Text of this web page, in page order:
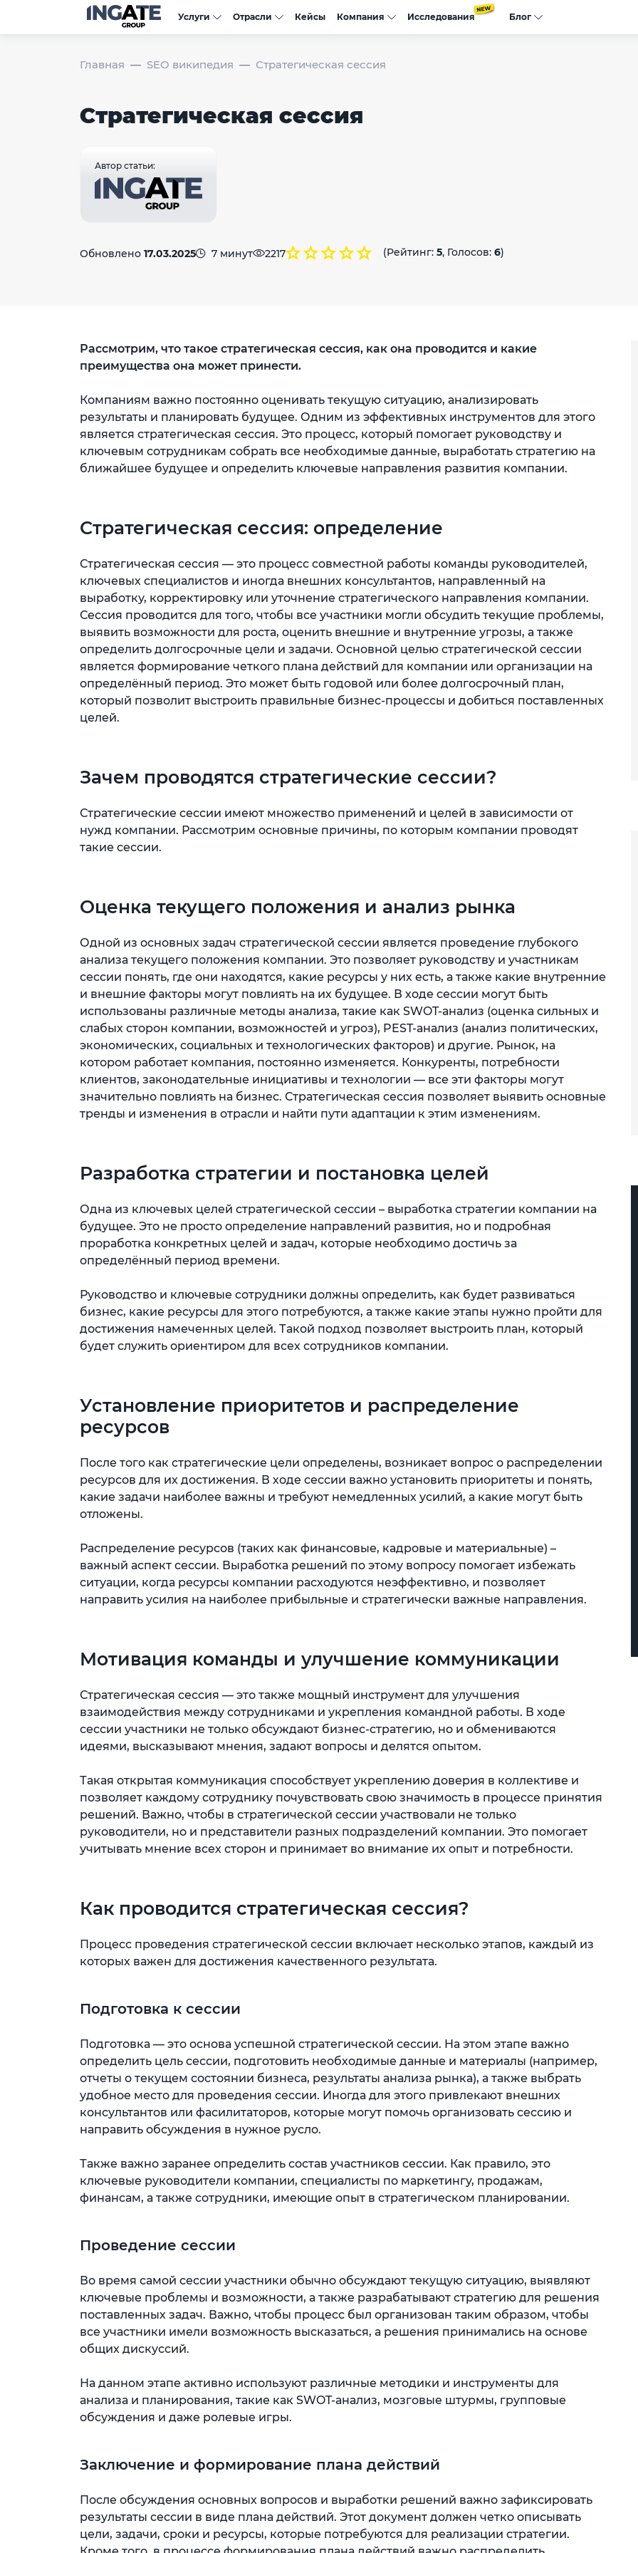
Услуги Отрасли Кейсы Компания Исследования Блог
Главная SEO википедия Стратегическая сессия
Стратегическая сессия
Автор статьи:
Обновлено 17.03.2025 7 минут 2217 (Рейтинг: 5, Голосов: 6)
Рассмотрим, что такое стратегическая сессия, как она проводится и какие
преимущества она может принести.
Компаниям важно постоянно оценивать текущую ситуацию, анализировать
результаты и планировать будущее. Одним из эффективных инструментов для этого
является стратегическая сессия. Это процесс, который помогает руководству и
ключевым сотрудникам собрать все необходимые данные, выработать стратегию на
ближайшее будущее и определить ключевые направления развития компании.
Стратегическая сессия: определение
Стратегическая сессия — это процесс совместной работы команды руководителей,
ключевых специалистов и иногда внешних консультантов, направленный на
выработку, корректировку или уточнение стратегического направления компании.
Сессия проводится для того, чтобы все участники могли обсудить текущие проблемы,
выявить возможности для роста, оценить внешние и внутренние угрозы, а также
определить долгосрочные цели и задачи. Основной целью стратегической сессии
является формирование четкого плана действий для компании или организации на
определённый период. Это может быть годовой или более долгосрочный план,
который позволит выстроить правильные бизнес-процессы и добиться поставленных
целей.
Зачем проводятся стратегические сессии?
Стратегические сессии имеют множество применений и целей в зависимости от
нужд компании. Рассмотрим основные причины, по которым компании проводят
такие сессии.
Оценка текущего положения и анализ рынка
Одной из основных задач стратегической сессии является проведение глубокого
анализа текущего положения компании. Это позволяет руководству и участникам
сессии понять, где они находятся, какие ресурсы у них есть, а также какие внутренние
и внешние факторы могут повлиять на их будущее. В ходе сессии могут быть
использованы различные методы анализа, такие как SWOT-анализ (оценка сильных и
слабых сторон компании, возможностей и угроз), PEST-анализ (анализ политических,
экономических, социальных и технологических факторов) и другие. Рынок, на
котором работает компания, постоянно изменяется. Конкуренты, потребности
клиентов, законодательные инициативы и технологии — все эти факторы могут
значительно повлиять на бизнес. Стратегическая сессия позволяет выявить основные
тренды и изменения в отрасли и найти пути адаптации к этим изменениям.
Разработка стратегии и постановка целей
Одна из ключевых целей стратегической сессии – выработка стратегии компании на
будущее. Это не просто определение направлений развития, но и подробная
проработка конкретных целей и задач, которые необходимо достичь за
определённый период времени.
Руководство и ключевые сотрудники должны определить, как будет развиваться
бизнес, какие ресурсы для этого потребуются, а также какие этапы нужно пройти для
достижения намеченных целей. Такой подход позволяет выстроить план, который
будет служить ориентиром для всех сотрудников компании.
Установление приоритетов и распределение
ресурсов
После того как стратегические цели определены, возникает вопрос о распределении
ресурсов для их достижения. В ходе сессии важно установить приоритеты и понять,
какие задачи наиболее важны и требуют немедленных усилий, а какие могут быть
отложены.
Распределение ресурсов (таких как финансовые, кадровые и материальные) –
важный аспект сессии. Выработка решений по этому вопросу помогает избежать
ситуации, когда ресурсы компании расходуются неэффективно, и позволяет
направить усилия на наиболее прибыльные и стратегически важные направления.
Мотивация команды и улучшение коммуникации
Стратегическая сессия — это также мощный инструмент для улучшения
взаимодействия между сотрудниками и укрепления командной работы. В ходе
сессии участники не только обсуждают бизнес-стратегию, но и обмениваются
идеями, высказывают мнения, задают вопросы и делятся опытом.
Такая открытая коммуникация способствует укреплению доверия в коллективе и
позволяет каждому сотруднику почувствовать свою значимость в процессе принятия
решений. Важно, чтобы в стратегической сессии участвовали не только
руководители, но и представители разных подразделений компании. Это помогает
учитывать мнение всех сторон и принимает во внимание их опыт и потребности.
Как проводится стратегическая сессия?
Процесс проведения стратегической сессии включает несколько этапов, каждый из
которых важен для достижения качественного результата.
Подготовка к сессии
Подготовка — это основа успешной стратегической сессии. На этом этапе важно
определить цель сессии, подготовить необходимые данные и материалы (например,
отчеты о текущем состоянии бизнеса, результаты анализа рынка), а также выбрать
удобное место для проведения сессии. Иногда для этого привлекают внешних
консультантов или фасилитаторов, которые могут помочь организовать сессию и
направить обсуждения в нужное русло.
Также важно заранее определить состав участников сессии. Как правило, это
ключевые руководители компании, специалисты по маркетингу, продажам,
финансам, а также сотрудники, имеющие опыт в стратегическом планировании.
Проведение сессии
Во время самой сессии участники обычно обсуждают текущую ситуацию, выявляют
ключевые проблемы и возможности, а также разрабатывают стратегию для решения
поставленных задач. Важно, чтобы процесс был организован таким образом, чтобы
все участники имели возможность высказаться, а решения принимались на основе
общих дискуссий.
На данном этапе активно используют различные методики и инструменты для
анализа и планирования, такие как SWOT-анализ, мозговые штурмы, групповые
обсуждения и даже ролевые игры.
Заключение и формирование плана действий
После обсуждения основных вопросов и выработки решений важно зафиксировать
результаты сессии в виде плана действий. Этот документ должен четко описывать
цели, задачи, сроки и ресурсы, которые потребуются для реализации стратегии.